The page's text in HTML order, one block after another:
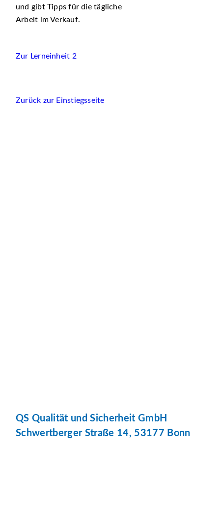
und gibt Tipps für die tägliche
Arbeit im Verkauf.
Zur Lerneinheit 2
Zurück zur Einstiegsseite
QS Qualität und Sicherheit GmbH
Schwertberger Straße 14, 53177 Bonn